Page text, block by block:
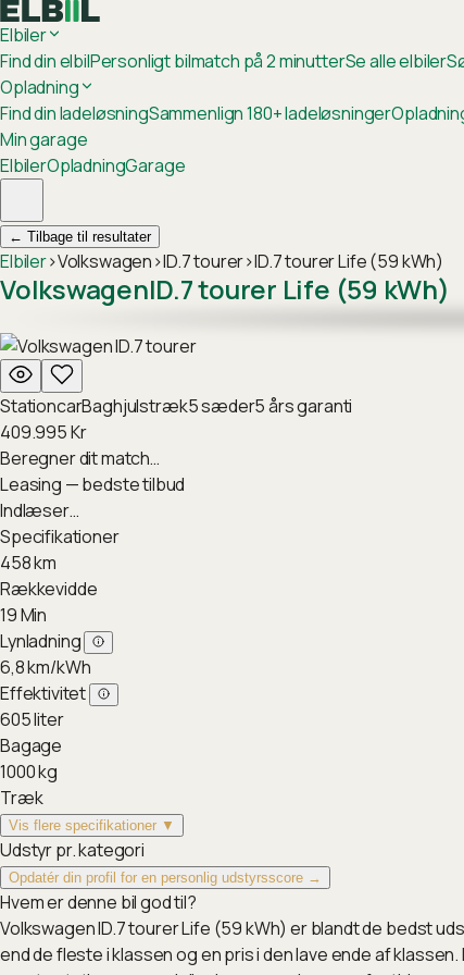
Elbiler
Find din elbilPersonligt bilmatch på 2 minutterSe alle elbiler
Opladning
Find din ladeløsningSammenlign 180+ ladeløsninger
Min garage
ElbilerOpladningGarage
← Tilbage til resultater
Elbiler›Volkswagen›ID.7 tourer›ID.7 tourer Life (59 kWh)
VolkswagenID.7 tourer Life (59 kWh)
StationcarBaghjulstræk5sæder5års garanti
409.995Kr
Beregner dit match…
Leasing — bedste tilbud
Indlæser…
Specifikationer
458km
Rækkevidde
19Min
Lynladning
6,8km/kWh
Effektivitet
605liter
Bagage
1000kg
Træk
Vis flere specifikationer ▼
Udstyr pr. kategori
Opdatér din profil for en personlig udstyrsscore →
Hvem er denne bil god til?
Volkswagen ID.7 tourer Life (59 kWh) er blandt de bedst
end de fleste i klassen og en pris i den lave ende af